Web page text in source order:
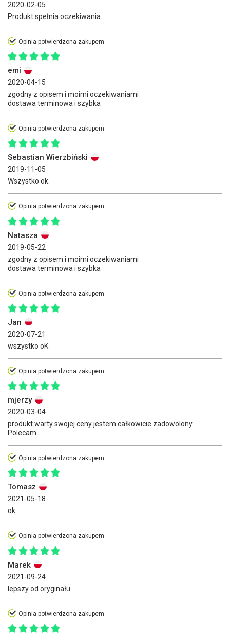
2020-02-05
Produkt spełnia oczekiwania.
Opinia potwierdzona zakupem
emi
2020-04-15
zgodny z opisem i moimi oczekiwaniami
dostawa terminowa i szybka
Opinia potwierdzona zakupem
Sebastian Wierzbiński
2019-11-05
Wszystko ok.
Opinia potwierdzona zakupem
Natasza
2019-05-22
zgodny z opisem i moimi oczekiwaniami
dostawa terminowa i szybka
Opinia potwierdzona zakupem
Jan
2020-07-21
wszystko oK
Opinia potwierdzona zakupem
mjerzy
2020-03-04
produkt warty swojej ceny jestem całkowicie zadowolony
Polecam
Opinia potwierdzona zakupem
Tomasz
2021-05-18
ok
Opinia potwierdzona zakupem
Marek
2021-09-24
lepszy od oryginału
Opinia potwierdzona zakupem